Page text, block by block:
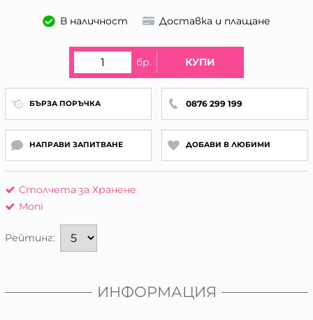
В наличност Доставка и плащане
бр. КУПИ
БЪРЗА ПОРЪЧКА 0876 299 199
НАПРАВИ ЗАПИТВАНЕ ДОБАВИ В ЛЮБИМИ
Столчета за Хранене
Moni
Рейтинг:
ИНФОРМАЦИЯ